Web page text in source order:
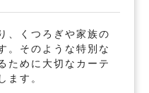
、くつろぎや家族の
。そのような特別な
ために大切なカーテ
ます。